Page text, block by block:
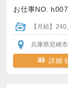
お仕事NO.
【月給】
兵庫県尼崎
詳細